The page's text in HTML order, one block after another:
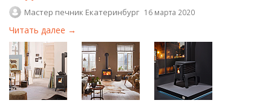
Мастер печник Екатеринбург 16 марта 2020
Читать далее →